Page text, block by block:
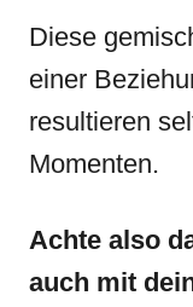
Diese
einer
resultieren
Momenten.
Achte also
auch mit